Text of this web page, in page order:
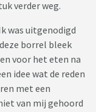
verder weg.
was uitgenodigd
borrel bleek
voor het eten na
idee wat de reden
met een
van mij gehoord